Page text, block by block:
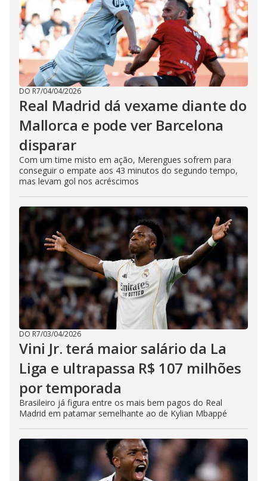
DO R7/04/04/2026
Real Madrid dá vexame diante do
Mallorca e pode ver Barcelona
disparar
Com um time misto em ação, Merengues sofrem para
conseguir o empate aos 43 minutos do segundo tempo,
mas levam gol nos acréscimos
DO R7/03/04/2026
Vini Jr. terá maior salário da La
Liga e ultrapassa R$ 107 milhões
por temporada
Brasileiro já figura entre os mais bem pagos do Real
Madrid em patamar semelhante ao de Kylian Mbappé